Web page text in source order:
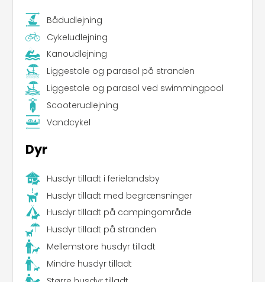
Bådudlejning
Cykeludlejning
Kanoudlejning
Liggestole og parasol på stranden
Liggestole og parasol ved swimmingpool
Scooterudlejning
Vandcykel
Dyr
Husdyr tilladt i ferielandsby
Husdyr tilladt med begrænsninger
Husdyr tilladt på campingområde
Husdyr tilladt på stranden
Mellemstore husdyr tilladt
Mindre husdyr tilladt